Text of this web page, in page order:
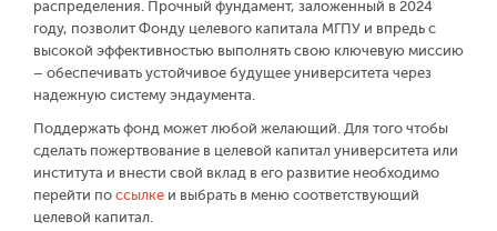
распределения. Прочный фундамент, заложенный в 2024
году, позволит Фонду целевого капитала МГПУ и впредь с
высокой эффективностью выполнять свою ключевую миссию
– обеспечивать устойчивое будущее университета через
надежную систему эндаумента.
Поддержать фонд может любой желающий. Для того чтобы
сделать пожертвование в целевой капитал университета или
института и внести свой вклад в его развитие необходимо
перейти по ссылке и выбрать в меню соответствующий
целевой капитал.